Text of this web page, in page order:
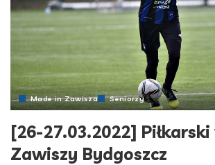
Made in Zawisza Seniorzy
[26-27.03.2022]
Zawiszy Bydgoszcz